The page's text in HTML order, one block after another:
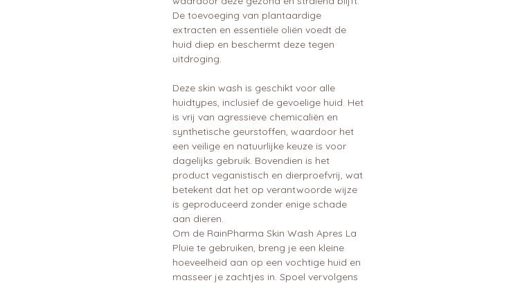
De toevoeging van plantaardige
extracten en essentiële oliën voedt de
huid diep en beschermt deze tegen
uitdroging.
Deze skin wash is geschikt voor alle
huidtypes, inclusief de gevoelige huid. Het
is vrij van agressieve chemicaliën en
synthetische geurstoffen, waardoor het
een veilige en natuurlijke keuze is voor
dagelijks gebruik. Bovendien is het
product veganistisch en dierproefvrij, wat
betekent dat het op verantwoorde wijze
is geproduceerd zonder enige schade
aan dieren.
Om de RainPharma Skin Wash Apres La
Pluie te gebruiken, breng je een kleine
hoeveelheid aan op een vochtige huid en
masseer je zachtjes in. Spoel vervolgens